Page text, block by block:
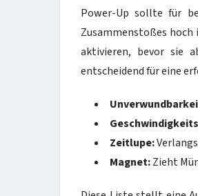
Power-Up sollte für
Zusammenstoßes hoch
aktivieren, bevor sie
entscheidend für eine
Zeitlupe:
Magnet:Zieht